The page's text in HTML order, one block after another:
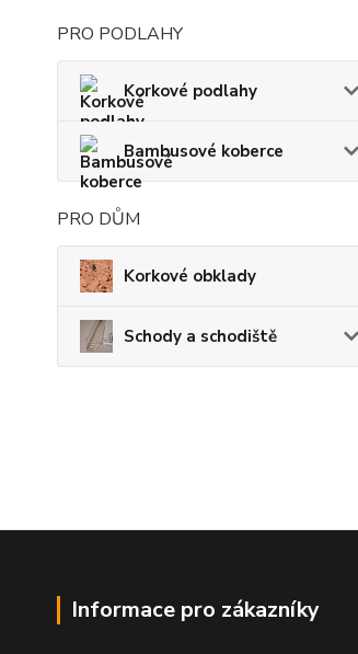
PRO PODLAHY
Korkové podlahy
Bambusové koberce
PRO DŮM
Korkové obklady
Schody a schodiště
Informace pro zákazníky